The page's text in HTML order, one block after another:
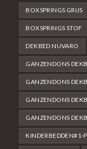
BOXSPRINGS GRIJS
BOXSPRINGS STOF
DEKBED NUVARO
GANZENDONS
GANZENDONS
GANZENDONS
GANZENDONS
KINDERBEDDEN#1-